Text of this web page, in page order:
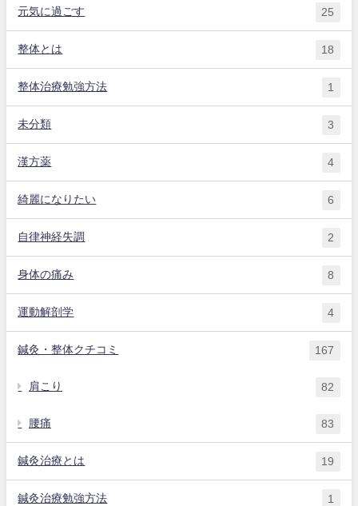
元気に過ごす 25
整体とは 18
整体治療勉強方法 1
未分類 3
漢方薬 4
綺麗になりたい 6
自律神経失調 2
身体の痛み 8
運動解剖学 4
鍼灸・整体クチコミ 167
肩こり 82
腰痛 83
鍼灸治療とは 19
鍼灸治療勉強方法 1